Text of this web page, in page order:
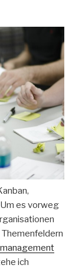
es vorweg
Themenfeldern
ich